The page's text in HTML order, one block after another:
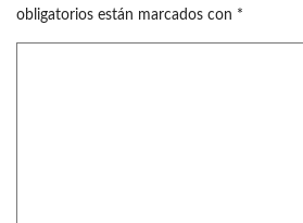
obligatorios están marcados con *